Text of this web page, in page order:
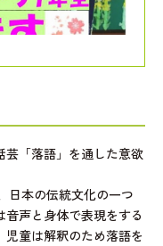
「落語」を通した意欲
日本の伝統文化の一つ
声と身体で表現をする
童は解釈のため落語を